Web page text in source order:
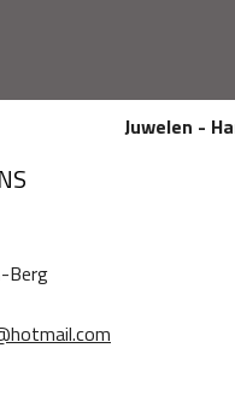
Juwelen -
Berg